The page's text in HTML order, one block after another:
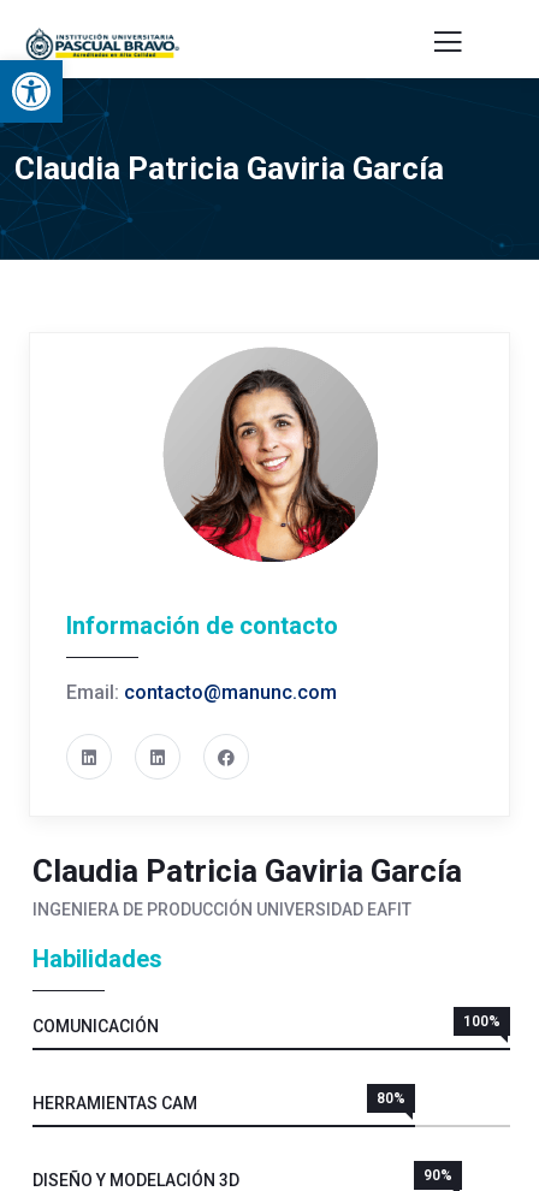
Abrir barra de herramientas
Claudia Patricia Gaviria García
Información de contacto
Email: contacto@manunc.com
Claudia Patricia Gaviria García
INGENIERA DE PRODUCCIÓN UNIVERSIDAD EAFIT
Habilidades
COMUNICACIÓN 100%
HERRAMIENTAS CAM 80%
DISEÑO Y MODELACIÓN 3D 90%